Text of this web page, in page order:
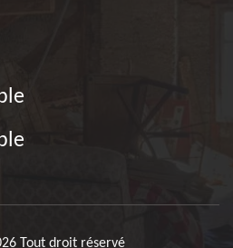
Tout droit réservé